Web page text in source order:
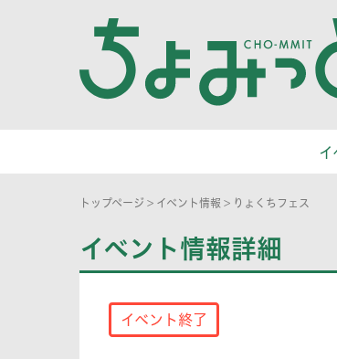
イ
トップページ > イベント情報 > りょくちフェス
イベント情報詳細
イベント終了